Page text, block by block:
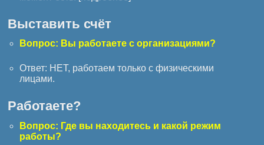
Выставить счёт
Вопрос: Вы работаете с организациями?
Ответ: НЕТ, работаем только с физическими
лицами.
Работаете?
Вопрос: Где вы находитесь и какой режим
работы?